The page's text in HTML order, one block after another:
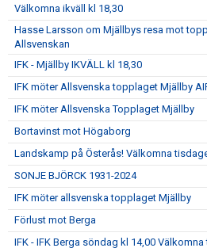
Välkomna ikväll kl 18,30
Hasse Larsson om Mjällbys resa mot
Allsvenskan
IFK - Mjällby IKVÄLL kl 18,30
IFK möter Allsvenska topplaget Mjällby
IFK möter Allsvenska Topplaget Mjällby
Bortavinst mot Högaborg
Landskamp på Österås! Välkomna
SONJE BJÖRCK 1931-2024
IFK möter allsvenska topplaget Mjällby
Förlust mot Berga
IFK - IFK Berga söndag kl 14,00 Välkomna